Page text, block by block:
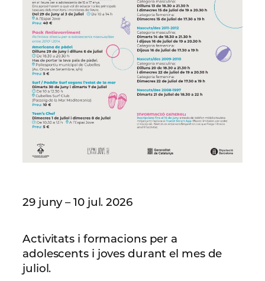
29 juny – 10 jul. 2026
Activitats i formacions per a
adolescents i joves durant el mes de
juliol.